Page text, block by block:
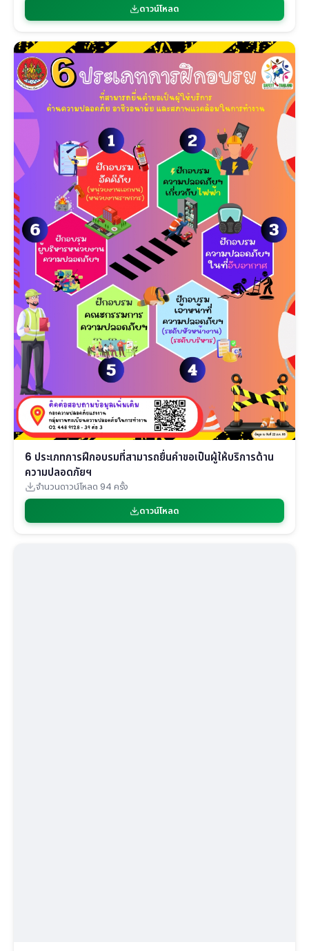
ดาวน์โหลด
6 ประเภทการฝึกอบรมที่สามารถยื่นคำขอเป็นผู้ให้บริการด้าน
ความปลอดภัยฯ
จำนวนดาวน์โหลด 94 ครั้ง
ดาวน์โหลด